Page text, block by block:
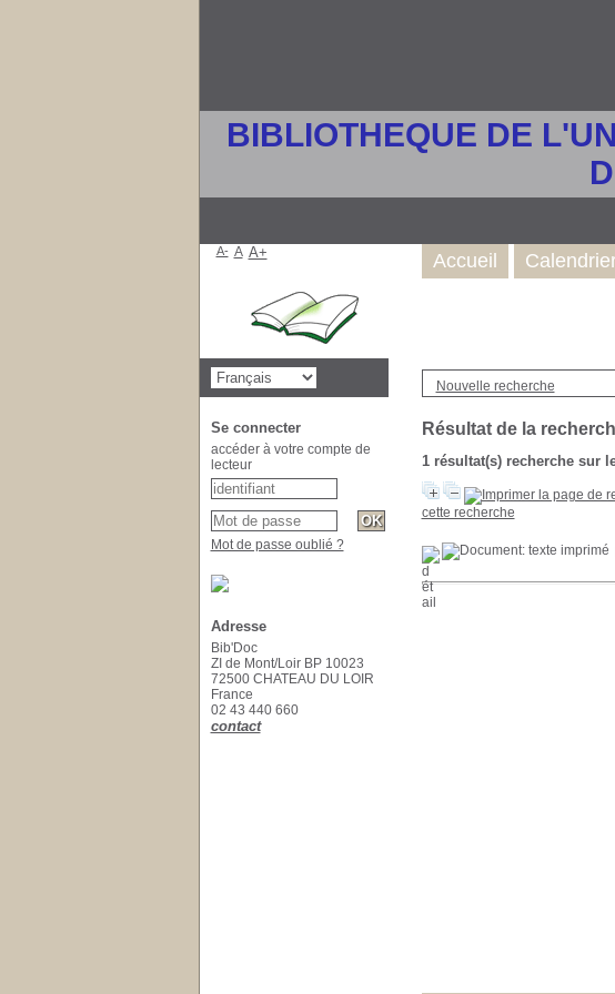
BIBLIOTHEQUE DE
Nouvelle recherche
Résultat de la
1 résultat(s) recherche sur
cette recherche
Accueil
A- A A+
Se connecter
accéder à votre compte de
lecteur
Mot de passe oublié ?
Adresse
Bib'Doc
ZI de Mont/Loir BP 10023
72500 CHATEAU DU LOIR
France
02 43 440 660
contact